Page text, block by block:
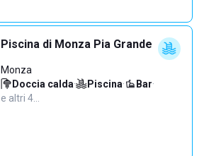
Piscina di Monza Pia Grande
Monza
Doccia calda· Piscina· Bar·
e altri 4…